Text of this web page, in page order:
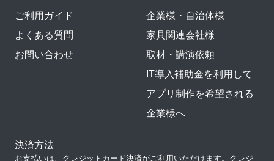
ご利用ガイド
よくある質問
お問い合わせ
企業様・自治体様
家具関連会社様
取材・講演依頼
IT導入補助金を利用して
アプリ制作を希望される
企業様へ
決済方法
お支払いは、クレジットカード決済がご利用いただけます。クレジ